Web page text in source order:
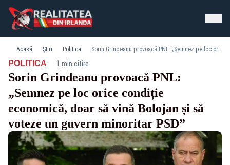
Acasă Știri Politica Sorin Grindeanu provoacă PNL: „Semnez pe loc orice condiție economică, doar să vină Bolojan și să voteze un guvern minoritar PSD”
POLITICA· 1 min citire
Sorin Grindeanu provoacă PNL:
„Semnez pe loc orice condiție
economică, doar să vină Bolojan și să
voteze un guvern minoritar PSD”